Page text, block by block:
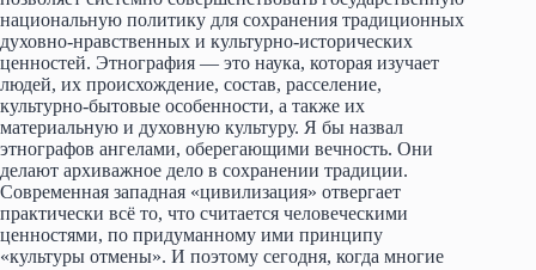
национальную политику для сохранения традиционных
духовно-нравственных и культурно-исторических
ценностей. Этнография — это наука, которая изучает
людей, их происхождение, состав, расселение,
культурно-бытовые особенности, а также их
материальную и духовную культуру. Я бы назвал
этнографов ангелами, оберегающими вечность. Они
делают архиважное дело в сохранении традиции.
Современная западная «цивилизация» отвергает
практически всё то, что считается человеческими
ценностями, по придуманному ими принципу
«культуры отмены». И поэтому сегодня, когда многие